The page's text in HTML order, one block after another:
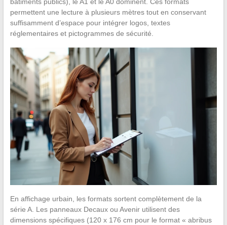
permettent une lecture à plusieurs mètres tout en conservant
suffisamment d’espace pour intégrer logos, textes
réglementaires et pictogrammes de sécurité.
En affichage urbain, les formats sortent complètement de la
série A. Les panneaux Decaux ou Avenir utilisent des
dimensions spécifiques (120 x 176 cm pour le format « abribus